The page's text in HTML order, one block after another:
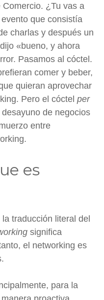
¿Tu vas a
que consistía
charlas y después un
«bueno, y ahora
Pasamos al cóctel.
comer y beber,
quieran aprovechar
Pero el cóctel per
de negocios
entre
es
traducción literal del
significa
el networking es
para la